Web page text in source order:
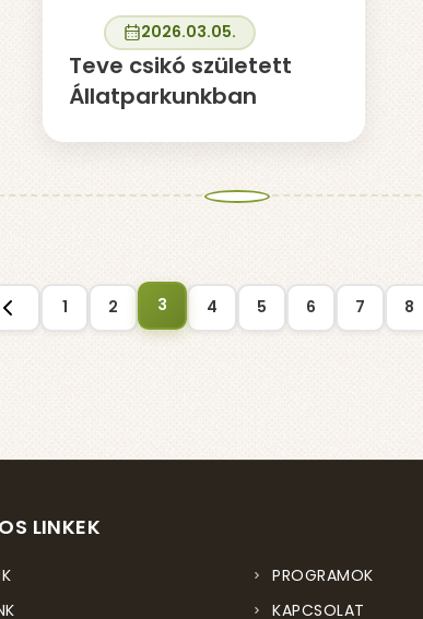
2026.03.05.
Teve csikó született
Állatparkunkban
1 2 3 4 5 6 7 8
LINKEK
PROGRAMOK
KAPCSOLAT